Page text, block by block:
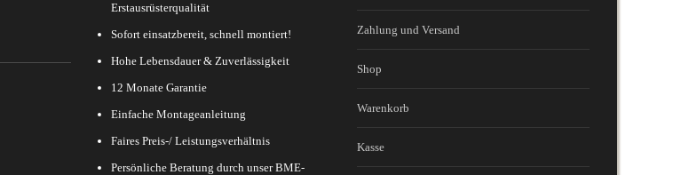
Erstausrüsterqualität
Sofort einsatzbereit, schnell montiert!
Hohe Lebensdauer & Zuverlässigkeit
12 Monate Garantie
Einfache Montageanleitung
Faires Preis-/ Leistungsverhältnis
Persönliche Beratung durch unser BME-
Zahlung und Versand
Shop
Warenkorb
Kasse